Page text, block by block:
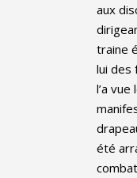
aux
traine
lui des
l’a vue
été